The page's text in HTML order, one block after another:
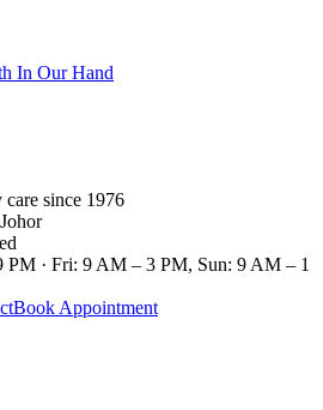
In Our Hand
since 1976
· Fri: 9 AM – 3 PM, Sun: 9 AM – 1
Book Appointment